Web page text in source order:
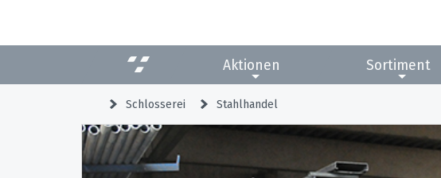
Aktionen Sortiment
Schlosserei Stahlhandel